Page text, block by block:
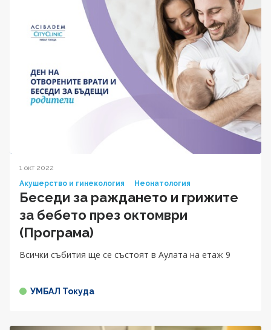
1 окт 2022
Акушерство и гинекология
Неонатология
Беседи за раждането и грижите
за бебетo през октомври
(Програма)
Всички събития ще се състоят в Аулата на етаж 9
УМБАЛ Токуда